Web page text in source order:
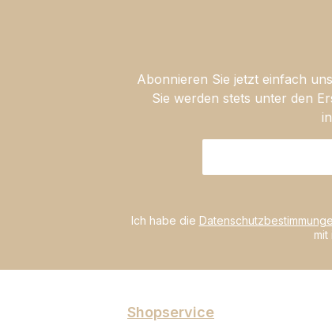
Abonnieren Sie jetzt einfach
Sie werden stets unter den
Ich habe die
Shopservice